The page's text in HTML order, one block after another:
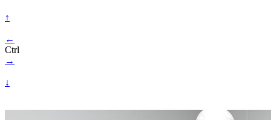
↑
←
Ctrl
→
↓